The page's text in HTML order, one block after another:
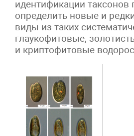
идентификации таксонов
определить новые и
виды из таких
глаукофитовые,
и криптофитовые